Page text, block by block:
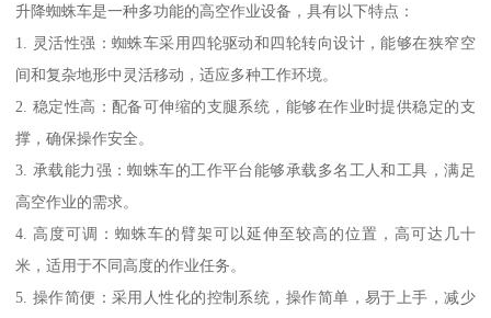
升降蜘蛛车是一种多功能的高空作业设备，具有以下特点：
1. 灵活性强：蜘蛛车采用四轮驱动和四轮转向设计，能够在狭窄空
间和复杂地形中灵活移动，适应多种工作环境。
2. 稳定性高：配备可伸缩的支腿系统，能够在作业时提供稳定的支
撑，确保操作安全。
3. 承载能力强：蜘蛛车的工作平台能够承载多名工人和工具，满足
高空作业的需求。
4. 高度可调：蜘蛛车的臂架可以延伸至较高的位置，高可达几十
米，适用于不同高度的作业任务。
5. 操作简便：采用人性化的控制系统，操作简单，易于上手，减少